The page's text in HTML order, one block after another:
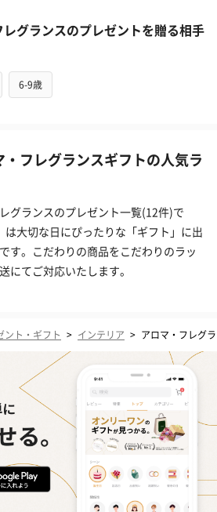
グランスのプレゼントを贈る相手
6-9歳
フレグランスギフトの人気ラ
グランスのプレゼント一覧(12件)で
は大切な日にぴったりな「ギフト」に出
す。こだわりの商品をこだわりのラッ
にてご対応いたします。
ント・ギフト > インテリア > アロマ・フレグ